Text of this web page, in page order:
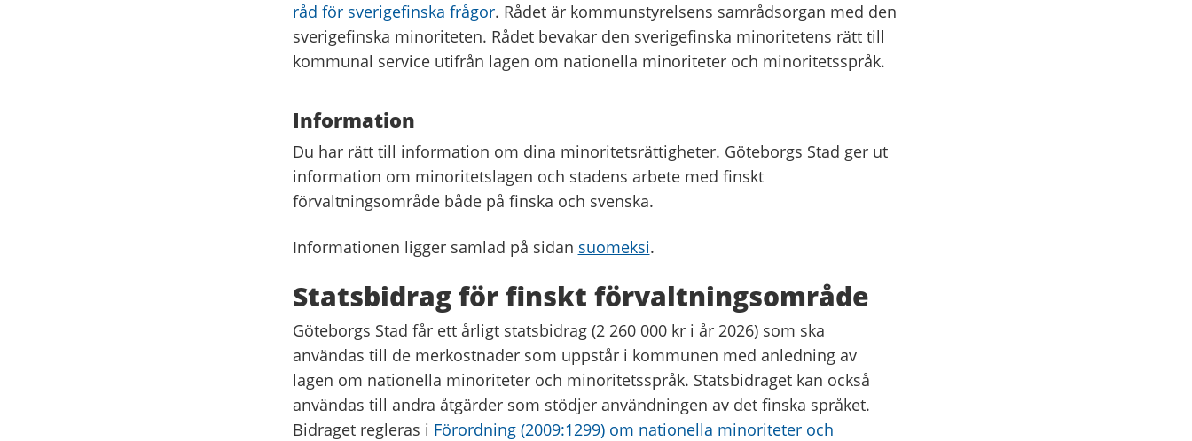
råd för sverigefinska frågor. Rådet är kommunstyrelsens samrådsorgan med den
sverigefinska minoriteten. Rådet bevakar den sverigefinska minoritetens rätt till
kommunal service utifrån lagen om nationella minoriteter och minoritetsspråk.
Information
Du har rätt till information om dina minoritetsrättigheter. Göteborgs Stad ger ut
information om minoritetslagen och stadens arbete med finskt
förvaltningsområde både på finska och svenska.
Informationen ligger samlad på sidan suomeksi.
Statsbidrag för finskt förvaltningsområde
Göteborgs Stad får ett årligt statsbidrag (2 260 000 kr i år 2026) som ska
användas till de merkostnader som uppstår i kommunen med anledning av
lagen om nationella minoriteter och minoritetsspråk. Statsbidraget kan också
användas till andra åtgärder som stödjer användningen av det finska språket.
Bidraget regleras i Förordning (2009:1299) om nationella minoriteter och